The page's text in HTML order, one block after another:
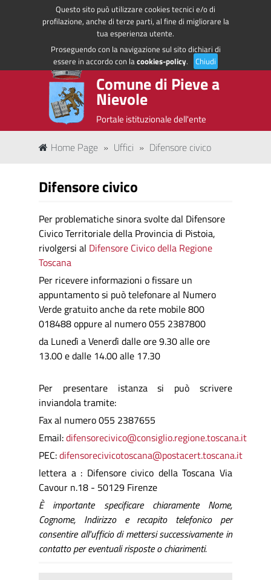
Questo sito può utilizzare cookies tecnici e/o di
profilazione, anche di terze parti, al fine di migliorare la
tua esperienza utente.
Proseguendo con la navigazione sul sito dichiari di
essere in accordo con lacookies-policy. Chiudi
Regione Toscana Accedi ai servizi
Comune di Pieve a
Nievole
Portale istituzionale dell'ente
Home Page » Uffici » Difensore civico
Difensore civico
Per problematiche sinora svolte dal Difensore
Civico Territoriale della Provincia di Pistoia,
rivolgersi al Difensore Civico della Regione
Toscana
Per ricevere informazioni o fissare un
appuntamento si può telefonare al Numero
Verde gratuito anche da rete mobile800
018488oppure al numero 055 2387800
da Lunedì a Venerdì dalle ore 9.30 alle ore
13.00 e dalle 14.00 alle 17.30
Per presentare istanza si può scrivere
inviandola tramite:
Fax al numero 055 2387655
Email:difensorecivico@consiglio.regione.toscana.it
PEC:difensorecivicotoscana@postacert.toscana.it
lettera a : Difensore civico della Toscana Via
Cavour n.18 - 50129 Firenze
È importante specificare chiaramente Nome,
Cognome, Indirizzo e recapito telefonico per
consentire all'ufficio di mettersi successivamente in
contatto per eventuali risposte o chiarimenti.